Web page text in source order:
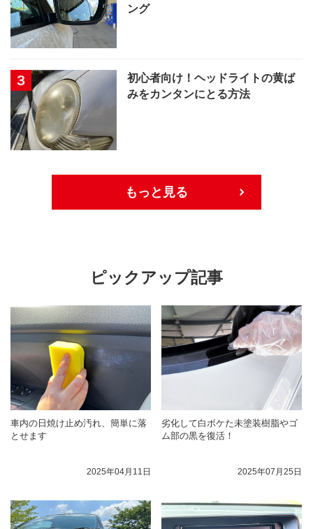
ング
初心者向け！ヘッドライトの黄ば
みをカンタンにとる方法
もっと見る
ピックアップ記事
車内の日焼け止め汚れ、簡単に落
とせます
2025年04月11日
劣化して白ボケた未塗装樹脂やゴ
ム部の黒を復活！
2025年07月25日